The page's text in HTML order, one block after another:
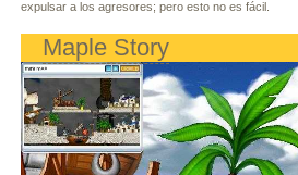
expulsar a los agresores; pero esto no es fácil.
Maple Story